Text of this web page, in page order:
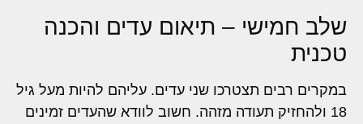
שלב חמישי – תיאום עדים והכנה
טכנית
במקרים רבים תצטרכו שני עדים. עליהם להיות מעל גיל
18 ולהחזיק תעודה מזהה. חשוב לוודא שהעדים זמינים